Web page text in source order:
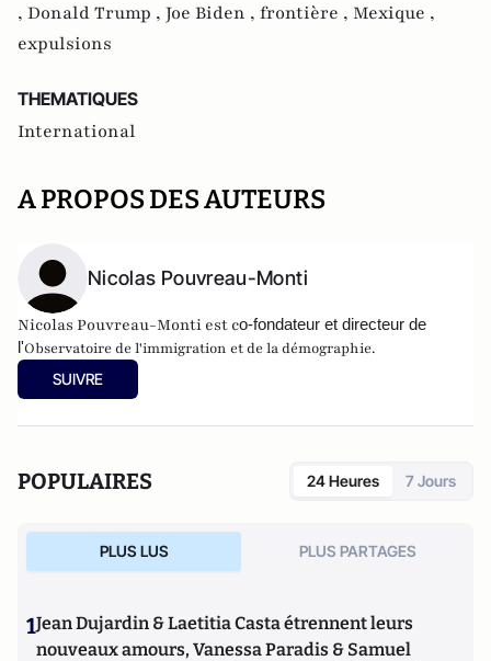
, Donald Trump , Joe Biden , frontière , Mexique ,
expulsions
THEMATIQUES
International
A PROPOS DES AUTEURS
Nicolas Pouvreau-Monti
Nicolas Pouvreau-Monti est co-fondateur et directeur de
l'Observatoire de l'immigration et de la démographie.
SUIVRE
POPULAIRES 24 Heures 7 Jours
PLUS LUS PLUS PARTAGES
1Jean Dujardin & Laetitia Casta étrennent leurs
nouveaux amours, Vanessa Paradis & Samuel